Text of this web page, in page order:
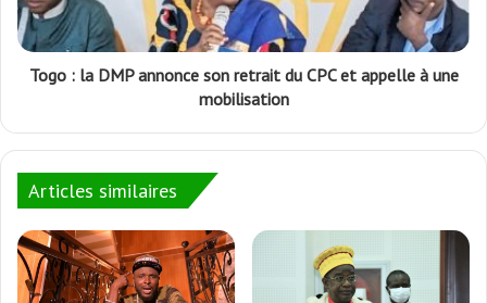
Togo : la DMP annonce son retrait du CPC et appelle à une
mobilisation
Articles similaires